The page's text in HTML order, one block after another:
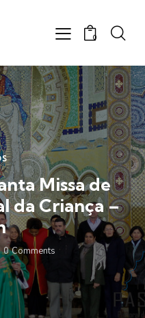
0
Missa de
da Criança –
0 Comments